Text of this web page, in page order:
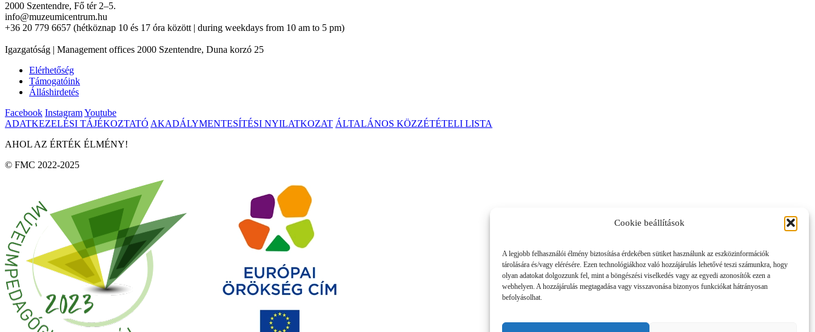
Cookie beállítások
A legjobb felhasználói élmény biztosítása érdekében sütiket használunk az eszközinformációk
tárolására és/vagy elérésére. Ezen technológiákhoz való hozzájárulás lehetővé teszi számunkra, hogy
olyan adatokat dolgozzunk fel, mint a böngészési viselkedés vagy az egyedi azonosítók ezen a
webhelyen. A hozzájárulás megtagadása vagy visszavonása bizonyos funkciókat hátrányosan
befolyásolhat.
2000 Szentendre, Fő tér 2–5.
info@muzeumicentrum.hu
+36 20 779 6657 (hétköznap 10 és 17 óra között | during weekdays from 10 am to 5 pm)
Igazgatóság | Management offices 2000 Szentendre, Duna korzó 25
Elérhetőség
Támogatóink
Álláshirdetés
Facebook InstagramYoutube
ADATKEZELÉSI TÁJÉKOZTATÓ AKADÁLYMENTESÍTÉSI NYILATKOZAT ÁLTALÁNOS KÖZZÉTÉTELI LISTA
AHOL AZ ÉRTÉK ÉLMÉNY!
© FMC 2022-2025